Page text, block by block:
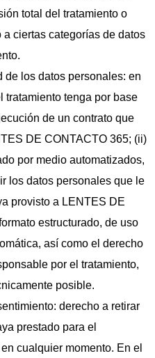
total del tratamiento o
a ciertas categorías de datos
de los datos personales: en
tratamiento tenga por base
de un contrato que
DE CONTACTO 365; (ii)
por medio automatizados,
los datos personales que le
provisto a LENTES DE
estructurado, de uso
así como el derecho
por el tratamiento,
posible.
derecho a retirar
prestado para el
cualquier momento. En el